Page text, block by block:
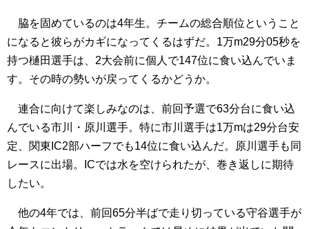
脇を固めているのは4年生。チームの総合順位ということ
になると彼らがカギになってくるはずだ。1万m29分05秒を
持つ樋田選手は、2大会前に個人で147位に食い込んでいま
す。その時の勢いが戻ってくるかどうか。
連合に向けて楽しみなのは、前回予選で63分台に食い込
んでいる市川・原川選手。特に市川選手は1万mは29分台安
定、関東IC2部ハーフでも14位に食い込んだ。原川選手も同
レースに出場。ICでは水を空けられたが、巻き返しに期待
したい。
他の4年では、前回65分半ばで走り切っている守谷選手が